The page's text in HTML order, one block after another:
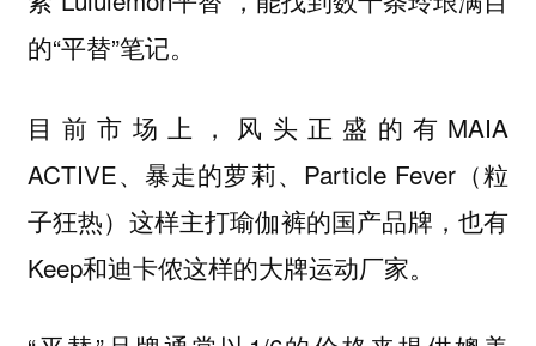
的“平替”笔记。
目前市场上，风头正盛的有MAIA
ACTIVE、暴走的萝莉、Particle Fever（粒
子狂热）这样主打瑜伽裤的国产品牌，也有
Keep和迪卡侬这样的大牌运动厂家。